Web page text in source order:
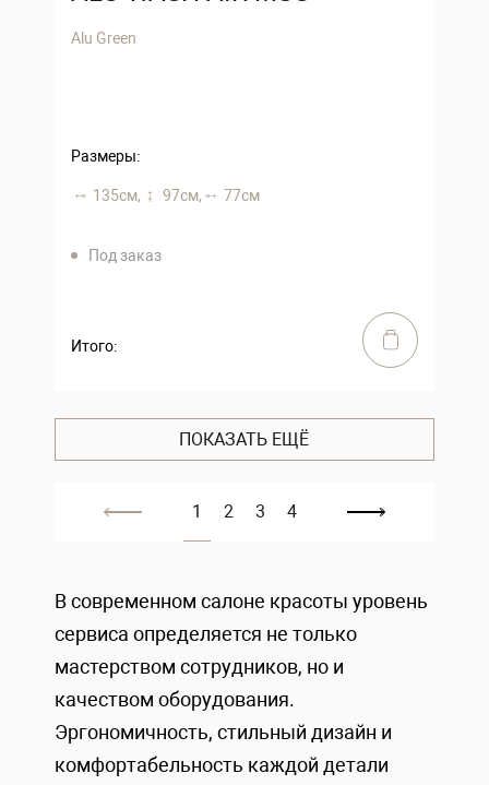
Alu Green
Размеры:
135 см, 97 см, 77 см
Под заказ
Итого:
ПОКАЗАТЬ ЕЩЁ
1 2 3 4
В современном салоне красоты уровень
сервиса определяется не только
мастерством сотрудников, но и
качеством оборудования.
Эргономичность, стильный дизайн и
комфортабельность каждой детали